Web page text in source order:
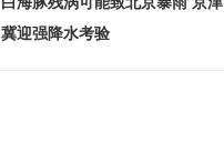
冀迎强降水考验